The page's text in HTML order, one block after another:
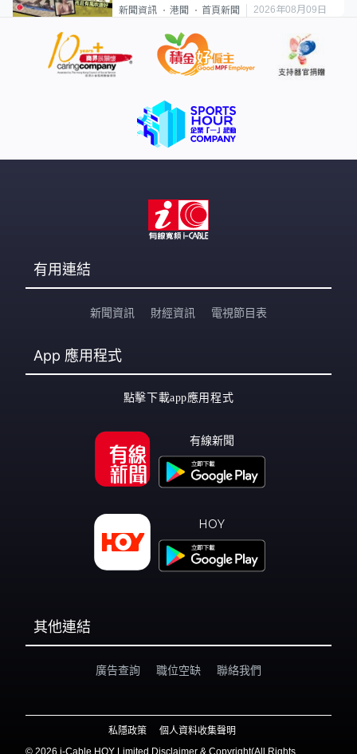
新聞資訊 港聞 首頁新聞 2026年08月09日
有用連結
新聞資訊 財經資訊 電視節目表
App 應用程式
點擊下載app應用程式
有線新聞
HOY
其他連結
廣告查詢 職位空缺 聯絡我們
私隱政策
個人資料收集聲明
© 2026 i-Cable HOY Limited Disclaimer & Copyright(All Rights